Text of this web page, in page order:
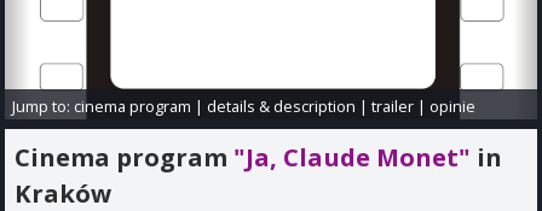
Jump to: cinema program |details & description |trailer |opinie
Cinema program "Ja, Claude Monet" in
Kraków